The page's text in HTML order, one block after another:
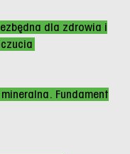
dla zdrowia i
Fundament